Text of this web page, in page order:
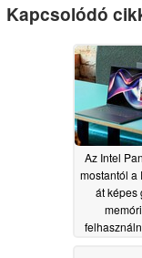
Kapcsolódó
Az Intel
mostantól a
át képes